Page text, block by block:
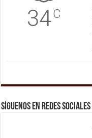
34C
Síguenos en Redes Sociales